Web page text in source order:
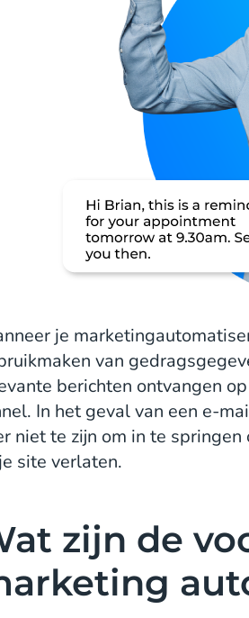
je
van
berichten ontvangen
In het geval van een e-
niet te zijn om in te
site verlaten.
zijn de